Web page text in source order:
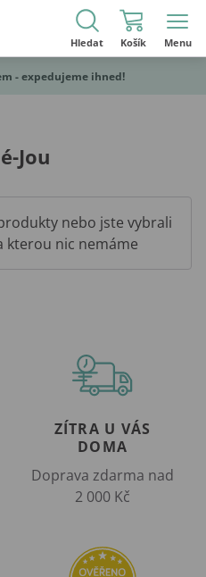
Hledat Košík Menu
- expedujeme ihned!
Jou
nebo jste vybrali
kterou nic nemáme
ZÍTRA U VÁS
DOMA
Doprava zdarma nad
2 000 Kč